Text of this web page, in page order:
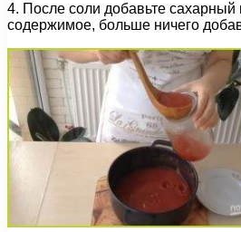
4. После соли добавьте
содержимое, больше ничего